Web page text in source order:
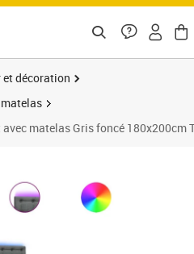
décoration
matelas Gris foncé 180x200cm